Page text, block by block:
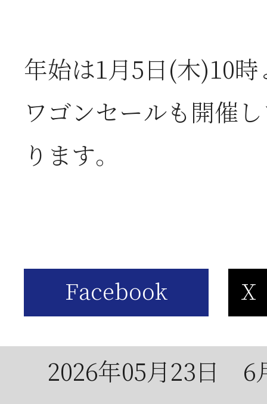
2026年06月05日
2026年05月23日
6
2026年05月23日
6
年始は1月5日(木)10
ワゴンセールも開催
ります。